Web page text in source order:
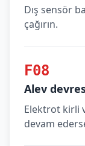
Dış sensör
çağırın.
F08
Alev
Elektrot kirli
devam